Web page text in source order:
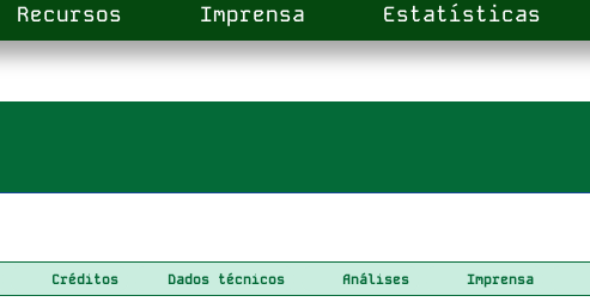
Recursos Imprensa Estatísticas
Créditos Dados técnicos Análises Imprensa